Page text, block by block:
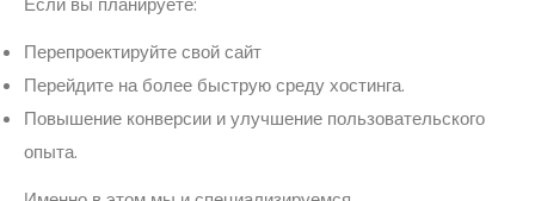
Перепроектируйте свой сайт
Перейдите на более быструю среду хостинга.
Повышение конверсии и улучшение пользовательского
опыта.